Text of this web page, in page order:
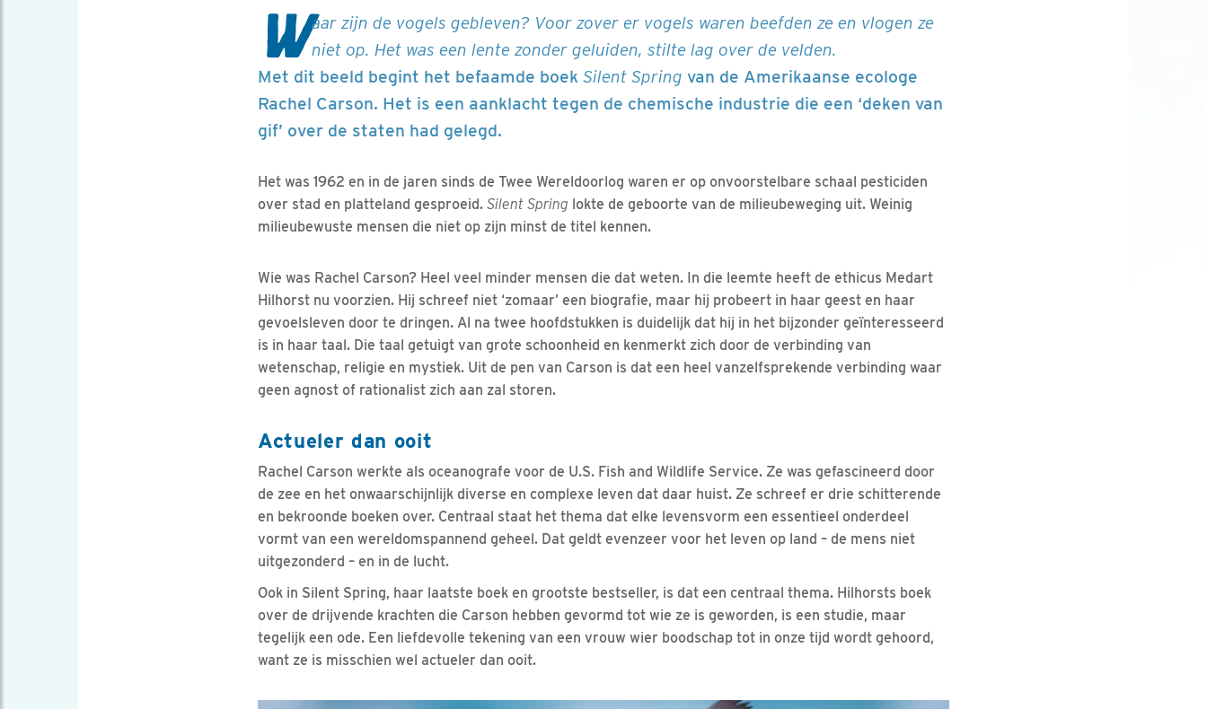
Waar zijn de vogels gebleven? Voor zover er vogels waren beefden ze en vlogen ze
niet op. Het was een lente zonder geluiden, stilte lag over de velden.
Met dit beeld begint het befaamde boek Silent Spring van de Amerikaanse ecologe
Rachel Carson. Het is een aanklacht tegen de chemische industrie die een ‘deken van
gif’ over de staten had gelegd.
Het was 1962 en in de jaren sinds de Twee Wereldoorlog waren er op onvoorstelbare schaal pesticiden
over stad en platteland gesproeid. Silent Spring lokte de geboorte van de milieubeweging uit. Weinig
milieubewuste mensen die niet op zijn minst de titel kennen.
Wie was Rachel Carson? Heel veel minder mensen die dat weten. In die leemte heeft de ethicus Medart
Hilhorst nu voorzien. Hij schreef niet ‘zomaar’ een biografie, maar hij probeert in haar geest en haar
gevoelsleven door te dringen. Al na twee hoofdstukken is duidelijk dat hij in het bijzonder geïnteresseerd
is in haar taal. Die taal getuigt van grote schoonheid en kenmerkt zich door de verbinding van
wetenschap, religie en mystiek. Uit de pen van Carson is dat een heel vanzelfsprekende verbinding waar
geen agnost of rationalist zich aan zal storen.
Actueler dan ooit
Rachel Carson werkte als oceanografe voor de U.S. Fish and Wildlife Service. Ze was gefascineerd door
de zee en het onwaarschijnlijk diverse en complexe leven dat daar huist. Ze schreef er drie schitterende
en bekroonde boeken over. Centraal staat het thema dat elke levensvorm een essentieel onderdeel
vormt van een wereldomspannend geheel. Dat geldt evenzeer voor het leven op land – de mens niet
uitgezonderd – en in de lucht.
Ook in Silent Spring, haar laatste boek en grootste bestseller, is dat een centraal thema. Hilhorsts boek
over de drijvende krachten die Carson hebben gevormd tot wie ze is geworden, is een studie, maar
tegelijk een ode. Een liefdevolle tekening van een vrouw wier boodschap tot in onze tijd wordt gehoord,
want ze is misschien wel actueler dan ooit.